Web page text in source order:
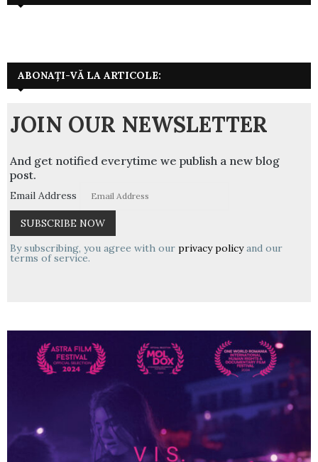
ABONAȚI-VĂ LA ARTICOLE:
JOIN OUR NEWSLETTER
And get notified everytime we publish a new blog
post.
Email Address
By subscribing, you agree with our privacy policyand our
terms of service.